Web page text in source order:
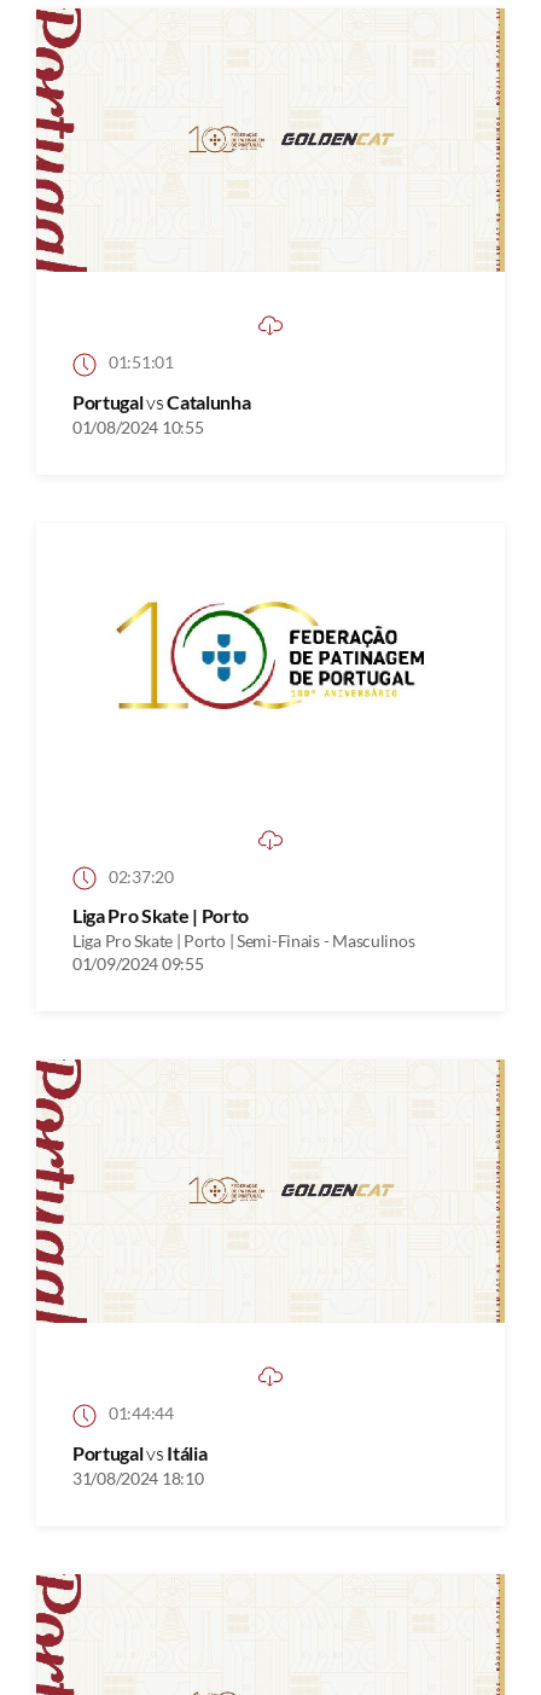
01:51:01
PortugalvsCatalunha
01/08/2024 10:55
02:37:20
Liga Pro Skate | Porto
Liga Pro Skate | Porto | Semi-Finais - Masculinos
01/09/2024 09:55
01:44:44
Portugalvs Itália
31/08/2024 18:10